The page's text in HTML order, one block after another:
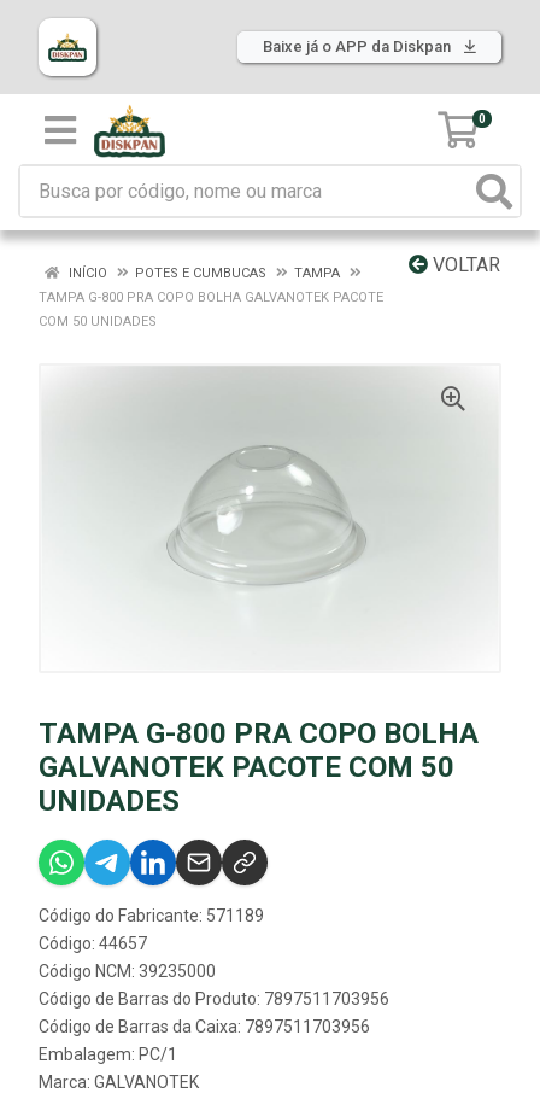
Baixe já o APP da Diskpan
0
VOLTAR
INÍCIO POTES E CUMBUCAS
TAMPA
TAMPA G-800 PRA COPO BOLHA GALVANOTEK PACOTE
COM 50 UNIDADES
TAMPA G-800 PRA COPO BOLHA
GALVANOTEK PACOTE COM 50
UNIDADES
Código do Fabricante: 571189
Código: 44657
Código NCM: 39235000
Código de Barras do Produto: 7897511703956
Código de Barras da Caixa: 7897511703956
Embalagem: PC/1
Marca: GALVANOTEK